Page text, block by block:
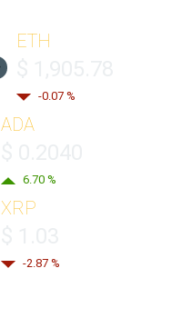
ETH
-0.07 %
ADA
6.70 %
XRP
-2.87 %